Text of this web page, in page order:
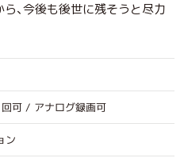
、今後も後世に残そうと尽力
可 / アナログ録画可
ン